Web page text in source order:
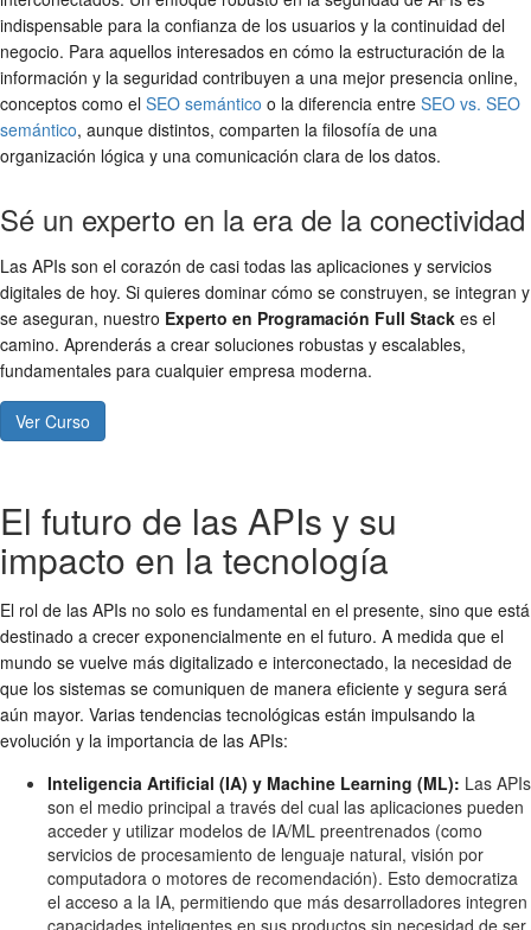
indispensable para la confianza de los usuarios y la continuidad del
negocio. Para aquellos interesados en cómo la estructuración de la
información y la seguridad contribuyen a una mejor presencia online,
conceptos como el SEO semántico o la diferencia entre SEO vs. SEO
semántico, aunque distintos, comparten la filosofía de una
organización lógica y una comunicación clara de los datos.
Sé un experto en la era de la conectividad
Las APIs son el corazón de casi todas las aplicaciones y servicios
digitales de hoy. Si quieres dominar cómo se construyen, se integran y
se aseguran, nuestro Experto en Programación Full Stack es el
camino. Aprenderás a crear soluciones robustas y escalables,
fundamentales para cualquier empresa moderna.
Ver Curso
El futuro de las APIs y su
impacto en la tecnología
El rol de las APIs no solo es fundamental en el presente, sino que está
destinado a crecer exponencialmente en el futuro. A medida que el
mundo se vuelve más digitalizado e interconectado, la necesidad de
que los sistemas se comuniquen de manera eficiente y segura será
aún mayor. Varias tendencias tecnológicas están impulsando la
evolución y la importancia de las APIs:
Inteligencia Artificial (IA) y Machine Learning (ML): Las APIs
son el medio principal a través del cual las aplicaciones pueden
acceder y utilizar modelos de IA/ML preentrenados (como
servicios de procesamiento de lenguaje natural, visión por
computadora o motores de recomendación). Esto democratiza
el acceso a la IA, permitiendo que más desarrolladores integren